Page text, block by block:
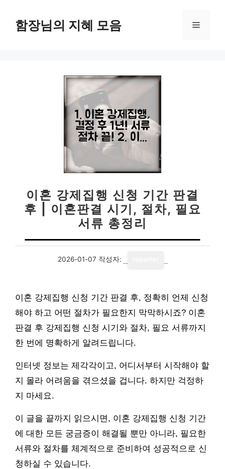
함장님의 지혜 모음 메
이혼 강제집행 신청 기간 판결
후 | 이혼판결 시기, 절차, 필요
서류 총정리
2026-01-07 작성자:
이혼 강제집행 신청 기간 판결 후, 정확히 언제 신청
해야 하고 어떤 절차가 필요한지 막막하시죠? 이혼
판결 후 강제집행 신청 시기와 절차, 필요 서류까지
한 번에 명확하게 알려드립니다.
인터넷 정보는 제각각이고, 어디서부터 시작해야 할
지 몰라 어려움을 겪으셨을 겁니다. 하지만 걱정하
지 마세요.
이 글을 끝까지 읽으시면, 이혼 강제집행 신청 기간
에 대한 모든 궁금증이 해결될 뿐만 아니라, 필요한
서류와 절차를 체계적으로 준비하여 성공적으로 신
청하실 수 있습니다.